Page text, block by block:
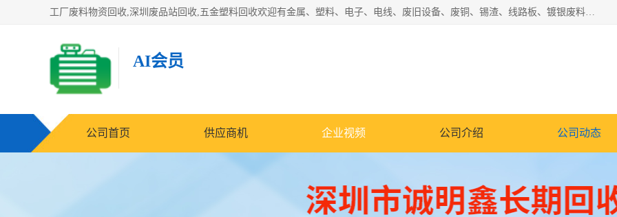
工厂废料物资回收,深圳废品站回收,五金塑料回收欢迎有金属、塑料、电子、电线、废旧设备、废铜、锡渣、线路板、镀银废料、废IC、电子零件、电子脚，等其他废旧物资的单位及个人联系洽谈。对提供息者我们可以提供优厚的业务提成（佣金）。
AI会员
公司首页 供应商机 企业视频 公司介绍 公司动态